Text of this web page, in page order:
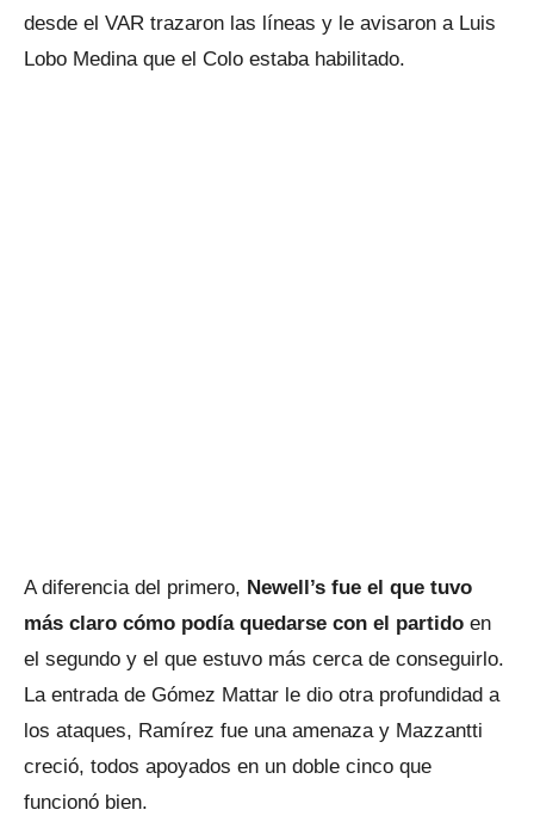
desde el VAR trazaron las líneas y le avisaron a Luis
Lobo Medina que el Colo estaba habilitado.
A diferencia del primero, Newell’s fue el que tuvo
más claro cómo podía quedarse con el partido en
el segundo y el que estuvo más cerca de conseguirlo.
La entrada de Gómez Mattar le dio otra profundidad a
los ataques, Ramírez fue una amenaza y Mazzantti
creció, todos apoyados en un doble cinco que
funcionó bien.